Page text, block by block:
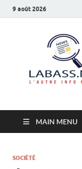
9 août 2026
MAIN MENU
SOCIÉTÉ